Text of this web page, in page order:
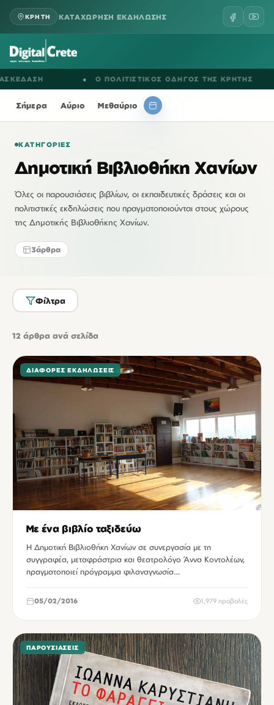
ΚΡΗΤΗ ΚΑΤΑΧΩΡΗΣΗ ΕΚΔΗΛΩΣΗΣ
Ο ΠΟΛΙΤΙΣΤΙΚΟΣ ΟΔΗΓΟΣ ΤΗΣ ΚΡΗΤΗΣ
Σήμερα Αύριο Μεθαύριο
ΚΑΤΗΓΟΡΊΕΣ
Δημοτική Βιβλιοθήκη Χανίων
Όλες οι παρουσιάσεις βιβλίων, οι εκπαιδευτικές δράσεις και οι
πολιτιστικές εκδηλώσεις που πραγματοποιούνται στους χώρους
της Δημοτικής Βιβλιοθήκης Χανίων.
3άρθρα
Φίλτρα
12 άρθρα ανά σελίδα
ΔΙΆΦΟΡΕΣ ΕΚΔΗΛΏΣΕΙΣ
Με ένα βιβλίο ταξιδεύω
Η Δημοτική Βιβλιοθήκη Χανίων σε συνεργασία με τη
συγγραφέα, μεταφράστρια και θεατρολόγο Άννα Κοντολέων,
πραγματοποιεί πρόγραμμα φιλαναγνωσία…
05/02/2016 1,979 προβολές
ΠΑΡΟΥΣΙΆΣΕΙΣ